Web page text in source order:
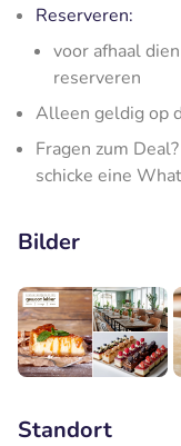
Reserveren:
voor afhaal
reserveren
Alleen geldig op
Fragen zum
schicke eine
Bilder
Standort